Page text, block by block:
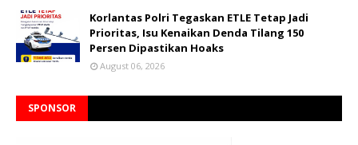
Korlantas Polri Tegaskan ETLE Tetap Jadi
Prioritas, Isu Kenaikan Denda Tilang 150
Persen Dipastikan Hoaks
August 06, 2026
SPONSOR